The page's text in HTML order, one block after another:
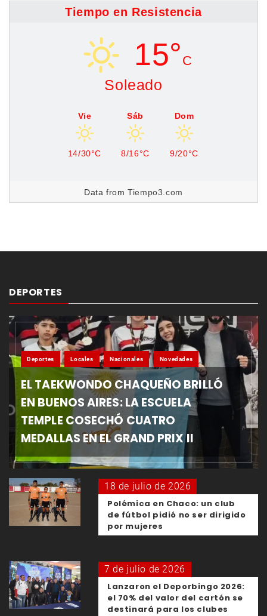
Tiempo en Resistencia
15° C
Soleado
Vie
14/30°C
Sáb
8/16°C
Dom
9/20°C
Data fromTiempo3.com
DEPORTES
Deportes Locales Nacionales Novedades
EL TAEKWONDO CHAQUEÑO BRILLÓ
EN BUENOS AIRES: LA ESCUELA
TEMPLE COSECHÓ CUATRO
MEDALLAS EN EL GRAND PRIX II
18 de julio de 2026
Polémica en Chaco: un club
de fútbol pidió no ser dirigido
por mujeres
7 de julio de 2026
Lanzaron el Deporbingo 2026:
el 70% del valor del cartón se
destinará para los clubes